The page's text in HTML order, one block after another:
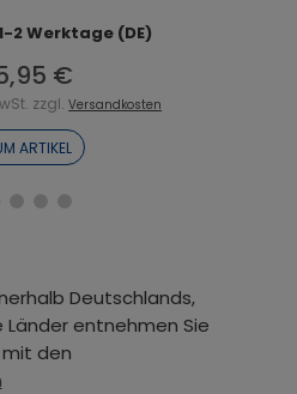
2 Werktage (DE)
€
zzgl.Versandkosten
ARTIKEL
Deutschlands,
entnehmen Sie
den